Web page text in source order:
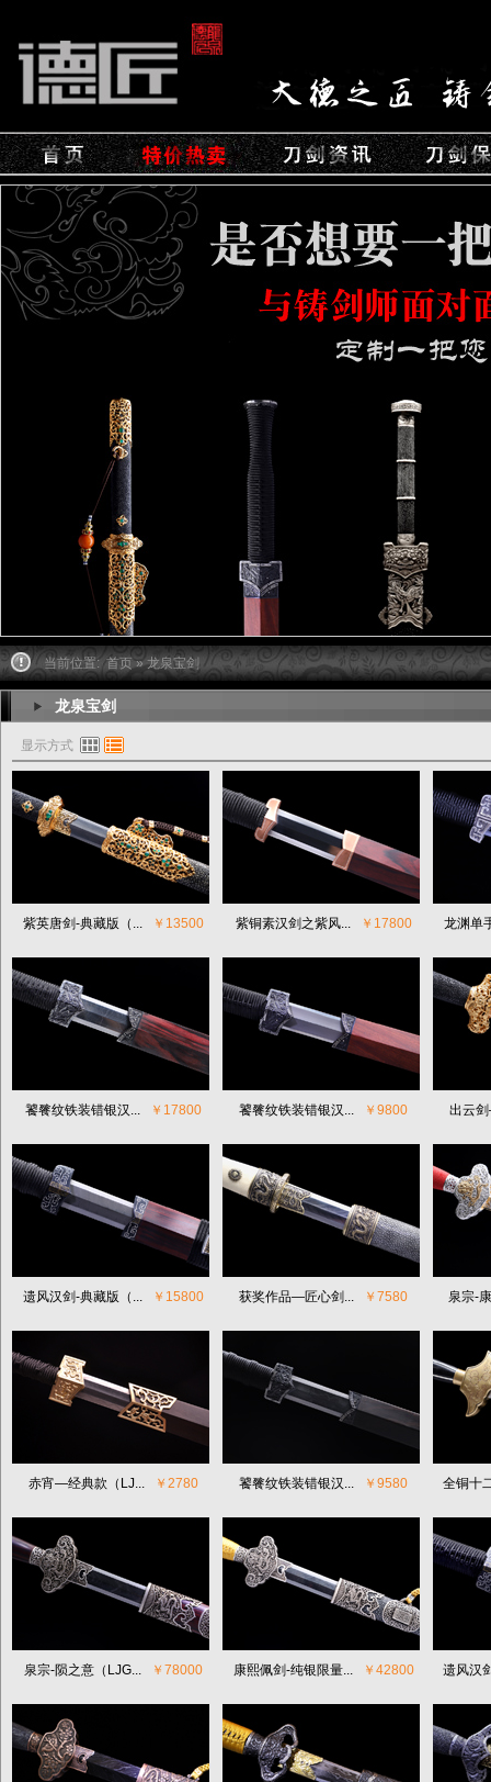
当前位置: 首页» 龙泉宝剑
龙泉宝剑
显示方式
紫英唐剑-典藏版（... ￥13500 紫铜素汉剑之紫风... ￥17800 龙渊单
饕餮纹铁装错银汉... ￥17800 饕餮纹铁装错银汉... ￥9800 出云
遗风汉剑-典藏版（... ￥15800 获奖作品—匠心剑... ￥7580 泉宗-
赤宵―经典款（LJ... ￥2780 饕餮纹铁装错银汉... ￥9580 全铜十
泉宗-陨之意（LJG... ￥78000 康熙佩剑-纯银限量... ￥42800 遗风汉